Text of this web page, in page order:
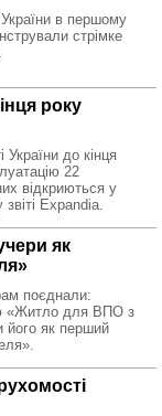
України в першому
стрімке
року
України до кінця
22
відкриються у
Expandia.
як
поєднали:
«Житло для ВПО з
його як перший